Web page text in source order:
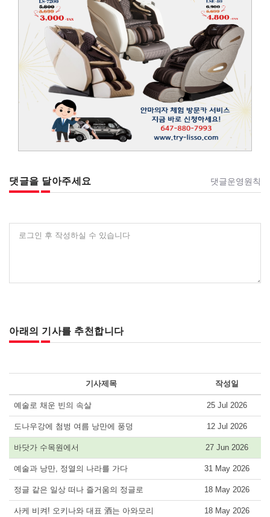
댓글을 달아주세요 댓글운영원칙
로그인 후 작성하실 수 있습니다
아래의 기사를 추천합니다
기사제목 작성일
예술로 채운 빈의 속살 25 Jul 2026
도나우강에 첨벙 여름 낭만에 풍덩 12 Jul 2026
바닷가 수목원에서 27 Jun 2026
예술과 낭만, 정열의 나라를 가다 31 May 2026
정글 같은 일상 떠나 즐거움의 정글로 18 May 2026
사케 비켜! 오키나와 대표 酒는 아와모리 18 May 2026